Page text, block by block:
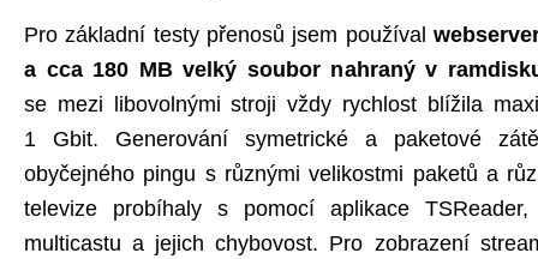
Pro základní testy přenosů jsem používal
a cca 180 MB velký soubor nahraný v
se mezi libovolnými stroji vždy rychlost blížila
1 Gbit. Generování symetrické a paketové
obyčejného pingu s různými velikostmi paketů a
televize probíhaly s pomocí aplikace
multicastu a jejich chybovost. Pro zobrazení